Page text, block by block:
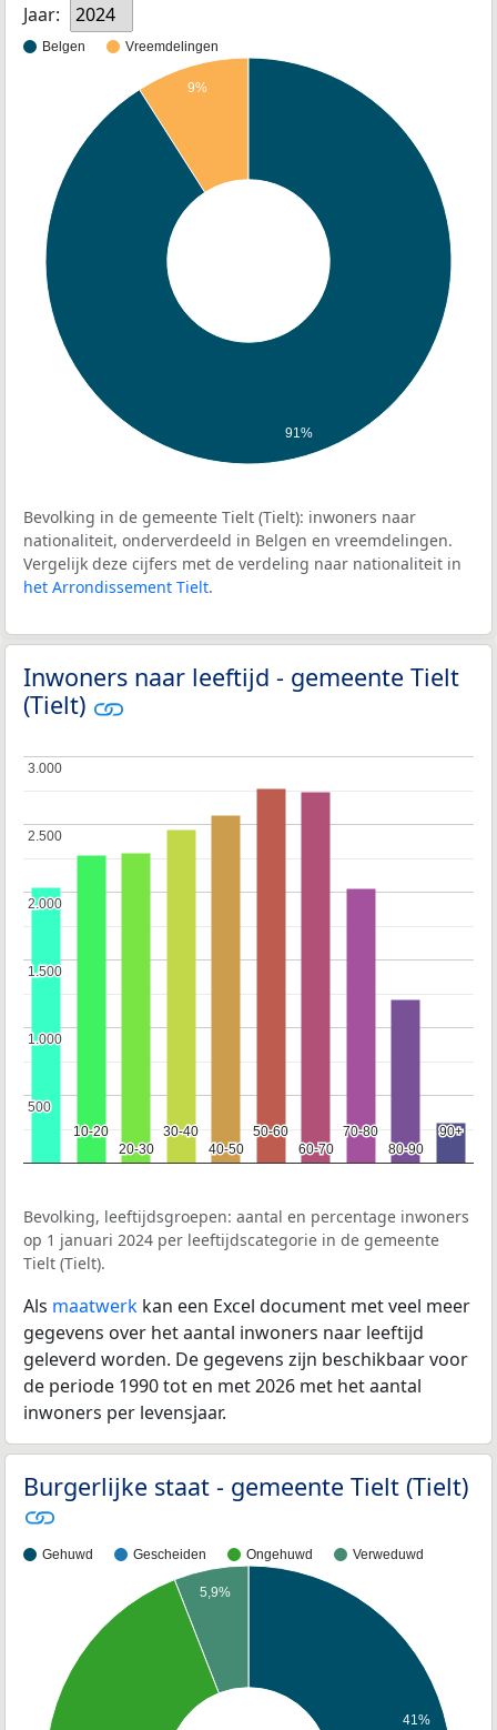
Jaar: 2024
Belgen Vreemdelingen
9%
91%
Bevolking in de gemeente Tielt (Tielt): inwoners naar
nationaliteit, onderverdeeld in Belgen en vreemdelingen.
Vergelijk deze cijfers met de verdeling naar nationaliteit in
het Arrondissement Tielt.
Inwoners naar leeftijd - gemeente Tielt
(Tielt)
10-20
10-20
20-30
20-30
30-40
30-40
40-50
40-50
50-60
50-60
60-70
60-70
70-80
70-80
80-90
80-90
90+
90+
500
500
1.000
1.000
1.500
1.500
2.000
2.000
2.500
2.500
3.000
3.000
Bevolking, leeftijdsgroepen: aantal en percentage inwoners
op 1 januari 2024 per leeftijdscategorie in de gemeente
Tielt (Tielt).
Als maatwerk kan een Excel document met veel meer
gegevens over het aantal inwoners naar leeftijd
geleverd worden. De gegevens zijn beschikbaar voor
de periode 1990 tot en met 2026 met het aantal
inwoners per levensjaar.
Burgerlijke staat - gemeente Tielt (Tielt)
Gehuwd Gescheiden Ongehuwd Verweduwd
41%
5,9%